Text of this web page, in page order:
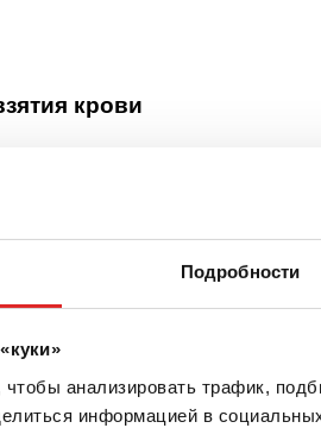
Подробности
анализировать трафик,
информацией в
крови